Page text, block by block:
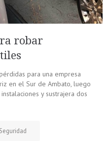
robar
para una empresa
en el Sur de Ambato, luego
y sustrajera dos
Seguridad